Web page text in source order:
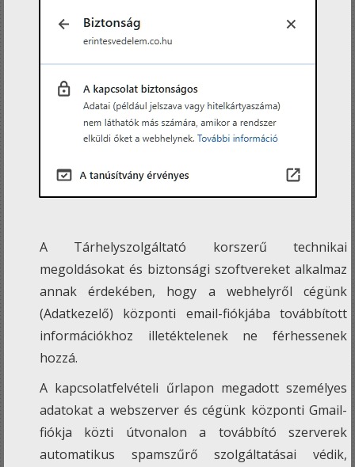
A Tárhelyszolgáltató korszerű technikai
megoldásokat és biztonsági szoftvereket alkalmaz
annak érdekében, hogy a webhelyről cégünk
(Adatkezelő) központi email-fiókjába továbbított
információkhoz illetéktelenek ne férhessenek
hozzá.
A kapcsolatfelvételi űrlapon megadott személyes
adatokat a webszerver és cégünk központi Gmail-
fiókja közti útvonalon a továbbító szerverek
automatikus spamszűrő szolgáltatásai védik,